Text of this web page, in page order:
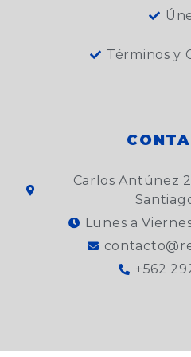
Términos y
Carlos Antúnez
Lunes a
+562